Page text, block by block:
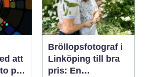
att
på
Bröllopsfotograf i
Linköping till bra
pris: En